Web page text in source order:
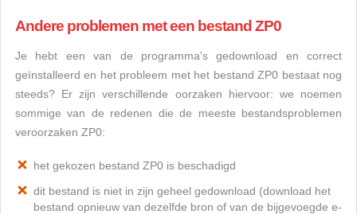
Andere problemen met een bestand ZP0
Je hebt een van de programma's gedownload en correct
geïnstalleerd en het probleem met het bestand ZP0 bestaat nog
steeds? Er zijn verschillende oorzaken hiervoor: we noemen
sommige van de redenen die de meeste bestandsproblemen
veroorzaken ZP0:
het gekozen bestand ZP0 is beschadigd
dit bestand is niet in zijn geheel gedownload (download het
bestand opnieuw van dezelfde bron of van de bijgevoegde e-